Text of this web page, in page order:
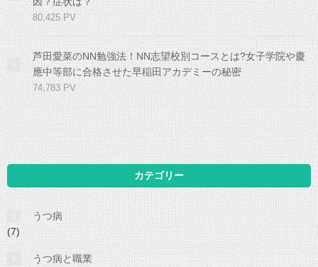
80,425 PV
芦田愛菜のNN勉強法！NN志望校別コースとは?女子学院や慶
應中等部に合格させた早稲田アカデミーの秘密
74,783 PV
カテゴリー
うつ病
(7)
うつ病と職業